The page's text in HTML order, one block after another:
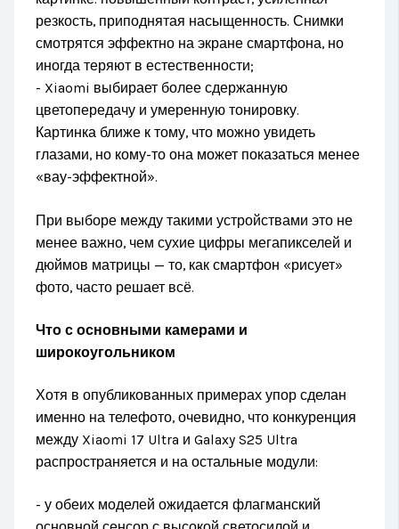
резкость, приподнятая насыщенность. Снимки
смотрятся эффектно на экране смартфона, но
иногда теряют в естественности;
- Xiaomi выбирает более сдержанную
цветопередачу и умеренную тонировку.
Картинка ближе к тому, что можно увидеть
глазами, но кому-то она может показаться менее
«вау-эффектной».
При выборе между такими устройствами это не
менее важно, чем сухие цифры мегапикселей и
дюймов матрицы — то, как смартфон «рисует»
фото, часто решает всё.
Что с основными камерами и
широкоугольником
Хотя в опубликованных примерах упор сделан
именно на телефото, очевидно, что конкуренция
между Xiaomi 17 Ultra и Galaxy S25 Ultra
распространяется и на остальные модули:
- у обеих моделей ожидается флагманский